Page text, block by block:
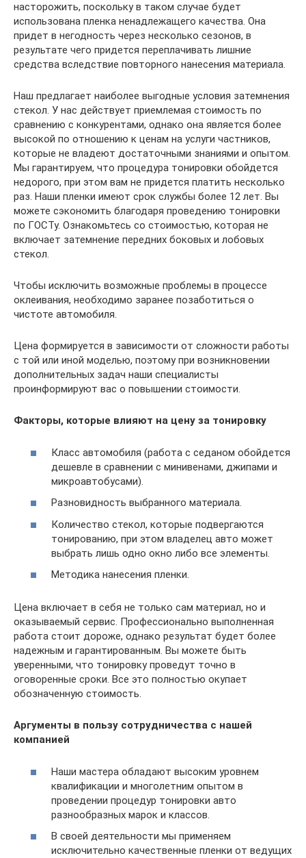
насторожить, поскольку в таком случае будет
использована пленка ненадлежащего качества. Она
придет в негодность через несколько сезонов, в
результате чего придется переплачивать лишние
средства вследствие повторного нанесения материала.
Наш предлагает наиболее выгодные условия затемнения
стекол. У нас действует приемлемая стоимость по
сравнению с конкурентами, однако она является более
высокой по отношению к ценам на услуги частников,
которые не владеют достаточными знаниями и опытом.
Мы гарантируем, что процедура тонировки обойдется
недорого, при этом вам не придется платить несколько
раз. Наши пленки имеют срок службы более 12 лет. Вы
можете сэкономить благодаря проведению тонировки
по ГОСТу. Ознакомьтесь со стоимостью, которая не
включает затемнение передних боковых и лобовых
стекол.
Чтобы исключить возможные проблемы в процессе
оклеивания, необходимо заранее позаботиться о
чистоте автомобиля.
Цена формируется в зависимости от сложности работы
с той или иной моделью, поэтому при возникновении
дополнительных задач наши специалисты
проинформируют вас о повышении стоимости.
Факторы, которые влияют на цену за тонировку
Класс автомобиля (работа с седаном обойдется
дешевле в сравнении с минивенами, джипами и
микроавтобусами).
Разновидность выбранного материала.
Количество стекол, которые подвергаются
тонированию, при этом владелец авто может
выбрать лишь одно окно либо все элементы.
Методика нанесения пленки.
Цена включает в себя не только сам материал, но и
оказываемый сервис. Профессионально выполненная
работа стоит дороже, однако результат будет более
надежным и гарантированным. Вы можете быть
уверенными, что тонировку проведут точно в
оговоренные сроки. Все это полностью окупает
обозначенную стоимость.
Аргументы в пользу сотрудничества с нашей
компанией
Наши мастера обладают высоким уровнем
квалификации и многолетним опытом в
проведении процедур тонировки авто
разнообразных марок и классов.
В своей деятельности мы применяем
исключительно качественные пленки от ведущих